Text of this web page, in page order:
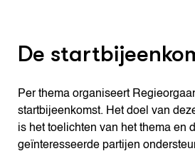
De
Per thema organiseert
startbijeenkomst. Het doel van
is het toelichten van het thema en
geïnteresseerde partijen